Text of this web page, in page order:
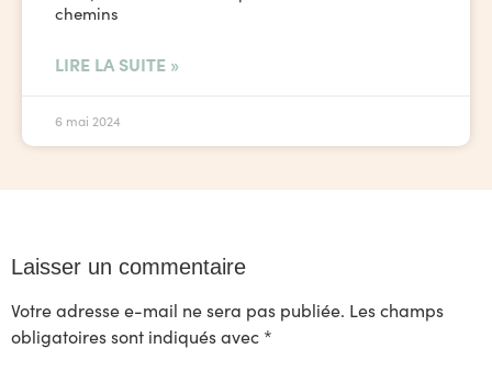
chemins
LIRE LA SUITE »
6 mai 2024
Laisser un commentaire
Votre adresse e-mail ne sera pas publiée. Les champs
obligatoires sont indiqués avec *